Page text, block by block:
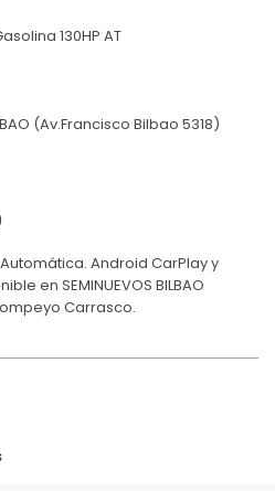
130HP AT
(Av.Francisco Bilbao 5318)
Automática. Android CarPlay y
en SEMINUEVOS BILBAO
Carrasco.